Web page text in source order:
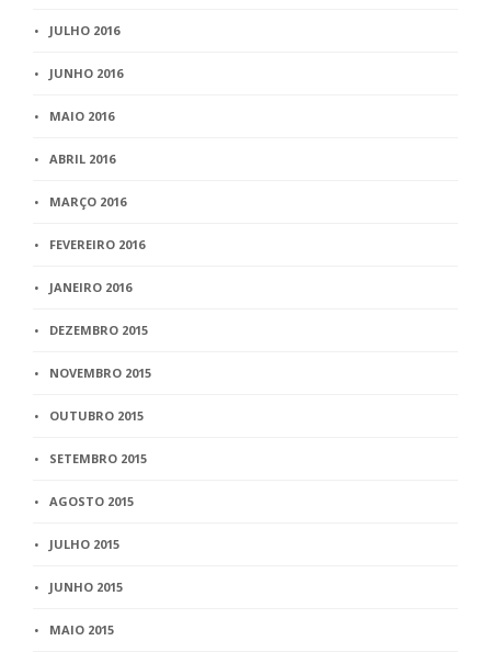
JULHO 2016
JUNHO 2016
MAIO 2016
ABRIL 2016
MARÇO 2016
FEVEREIRO 2016
JANEIRO 2016
DEZEMBRO 2015
NOVEMBRO 2015
OUTUBRO 2015
SETEMBRO 2015
AGOSTO 2015
JULHO 2015
JUNHO 2015
MAIO 2015